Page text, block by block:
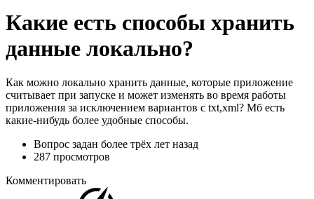
Какие есть способы хранить
данные локально?
Как можно локально хранить данные, которые приложение
считывает при запуске и может изменять во время работы
приложения за исключением вариантов с txt,xml? Мб есть
какие-нибудь более удобные способы.
Вопрос задан более трёх лет назад
287 просмотров
Комментировать